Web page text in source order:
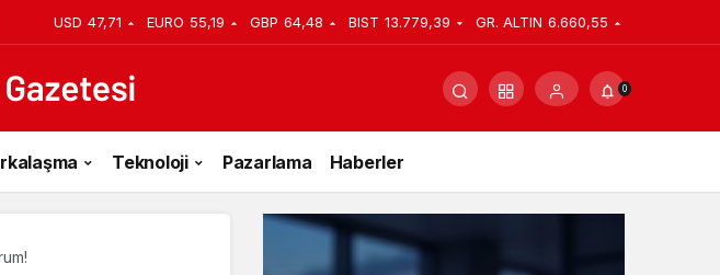
USD 47,71 EURO 55,19 GBP 64,48 BIST 13.779,39 GR. ALTIN 6.660,55
0
Teknoloji Pazarlama Haberler